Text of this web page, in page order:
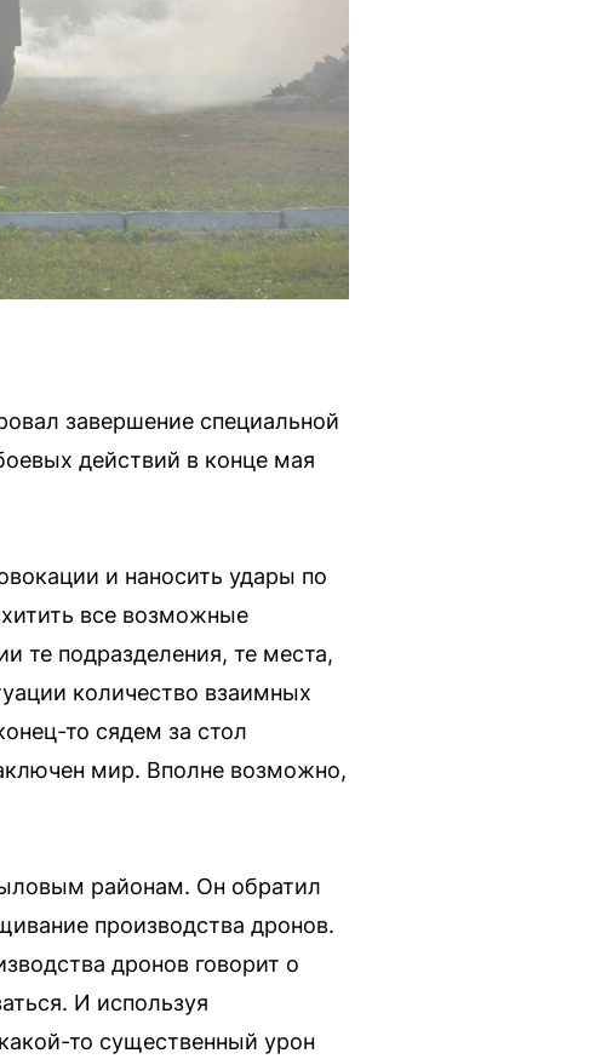
завершение специальной
действий в конце мая
и наносить удары по
все возможные
те подразделения, те места,
количество взаимных
то сядем за стол
мир. Вполне возможно,
районам. Он обратил
производства дронов.
дронов говорит о
И используя
то существенный урон